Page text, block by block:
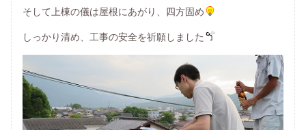
そして上棟の儀は屋根にあがり、四方固め
しっかり清め、工事の安全を祈願しました